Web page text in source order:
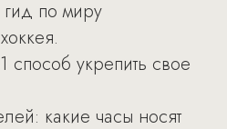
по миру
способ укрепить свое
какие часы носят